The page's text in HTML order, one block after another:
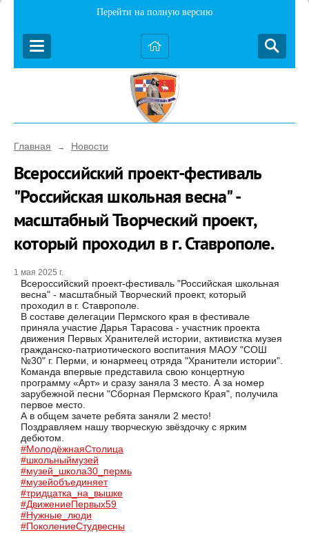
Перейти на полную версию
Главная → Новости
Всероссийский проект-фестиваль
"Российская школьная весна" -
масштабный Творческий проект,
который проходил в г. Ставрополе.
1 мая 2025 г.
Всероссийский проект-фестиваль "Российская школьная
весна" - масштабный Творческий проект, который
проходил в г. Ставрополе.
В составе делегации Пермского края в фестивале
приняла участие Дарья Тарасова - участник проекта
движения Первых Хранителей истории, активистка музея
гражданско-патриотического воспитания МАОУ "СОШ
№30" г. Перми, и юнармеец отряда "Хранители истории".
Команда впервые представила свою концертную
программу «Арт» и сразу заняла 3 место. А за номер
зарубежной песни "Сборная Пермского Края", получила
первое место.
А в общем зачете ребята заняли 2 место!
Поздравляем нашу творческую звёздочку с ярким
дебютом.
#МолодёжнаяСтолица
#школьныймузей
#музей_школа30_пермь
#музейобъединяет
#тридцатка_на_вышке
#ДвижениеПервых59
#Нужные_люди
#ПоколениеСтудвесны